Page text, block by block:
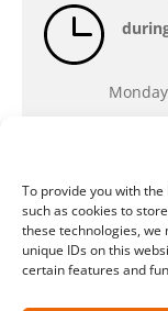
To provide you with
such as cookies to
these technologies, we
unique IDs on this
certain features and
You